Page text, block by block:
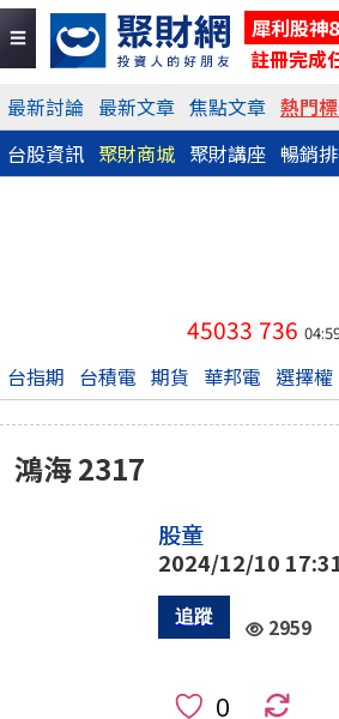
犀利股神
註冊完成
最新討論 最新文章 焦點文章 熱門
台股資訊 聚財商城 聚財講座 暢銷
45033 736
台指期 台積電 期貨 華邦電 選擇權
鴻海 2317
股童
2024/12/10
2959